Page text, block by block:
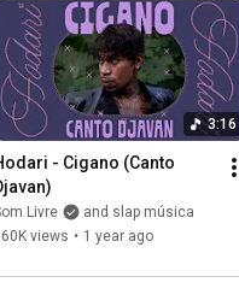
3:16
- Cigano (Canto
Livre
and slap música
views • 1 year ago